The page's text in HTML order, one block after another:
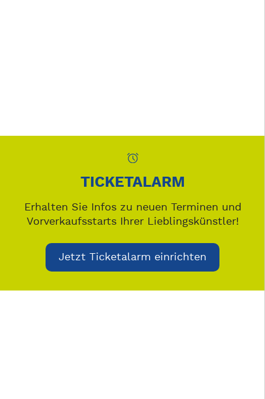
TICKETALARM
Erhalten Sie Infos zu neuen Terminen und
Vorverkaufsstarts Ihrer Lieblingskünstler!
Jetzt Ticketalarm einrichten